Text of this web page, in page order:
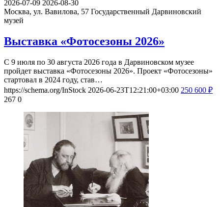
2026-07-09 2026-08-30
Москва, ул. Вавилова, 57 Государственный Дарвиновский
музей
Выставка «Фотосезоны 2026»
С 9 июля по 30 августа 2026 года в Дарвиновском музее
пройдет выставка «Фотосезоны 2026». Проект «Фотосезоны»
стартовал в 2024 году, став…
https://schema.org/InStock 2026-06-23T12:21:00+03:00 250 600 ₽
267 0